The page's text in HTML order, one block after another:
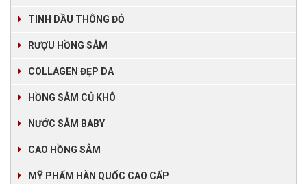
TINH DẦU THÔNG ĐỎ
RƯỢU HỒNG SÂM
COLLAGEN ĐẸP DA
HỒNG SÂM CỦ KHÔ
NƯỚC SÂM BABY
CAO HỒNG SÂM
MỸ PHẨM HÀN QUỐC CAO CẤP